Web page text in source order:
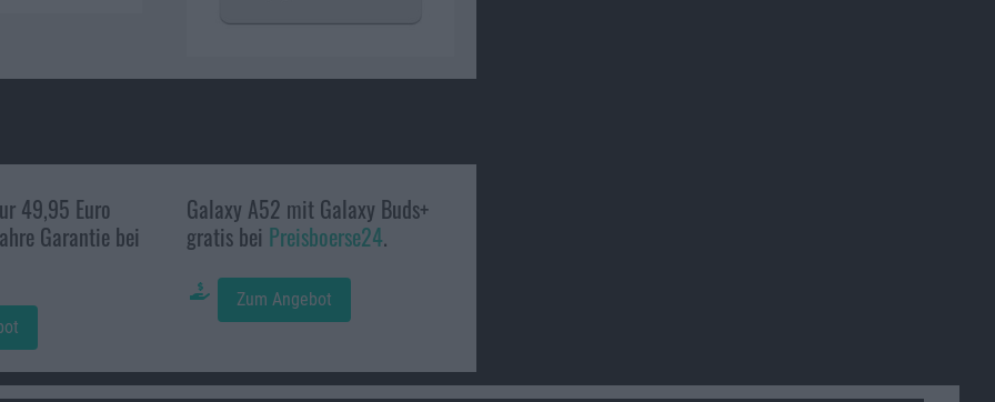
49,95 Euro
Garantie bei
Galaxy A52 mit Galaxy Buds+
gratis bei Preisboerse24.
Zum Angebot